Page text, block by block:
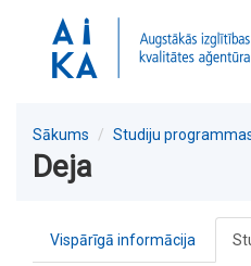
Sākums Studiju
Deja
Vispārīgā informācija